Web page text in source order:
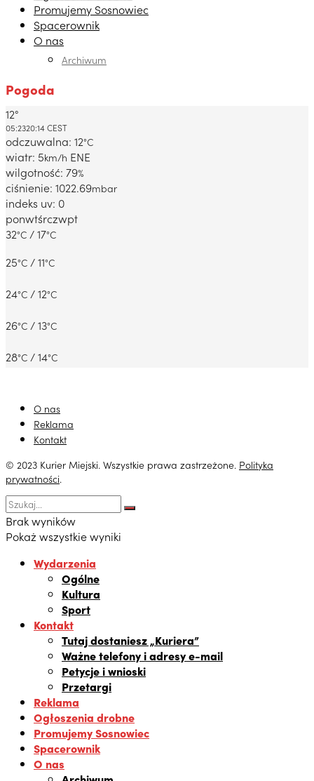
Promujemy Sosnowiec
Spacerownik
O nas
Archiwum
Pogoda
Dabrowa Gornicza, PL
12°
05:2320:14 CEST
odczuwalna: 12°C
wiatr: 5km/h ENE
wilgotność: 79%
ciśnienie: 1022.69mbar
indeks uv: 0
ponwtśrczwpt
32°C / 17°C
25°C / 11°C
24°C / 12°C
26°C / 13°C
28°C / 14°C
O nas
Reklama
Kontakt
© 2023 Kurier Miejski. Wszystkie prawa zastrzeżone. Polityka
prywatności.
Brak wyników
Pokaż wszystkie wyniki
Wydarzenia
Ogólne
Kultura
Sport
Kontakt
Tutaj dostaniesz „Kuriera”
Ważne telefony i adresy e-mail
Petycje i wnioski
Przetargi
Reklama
Ogłoszenia drobne
Promujemy Sosnowiec
Spacerownik
O nas